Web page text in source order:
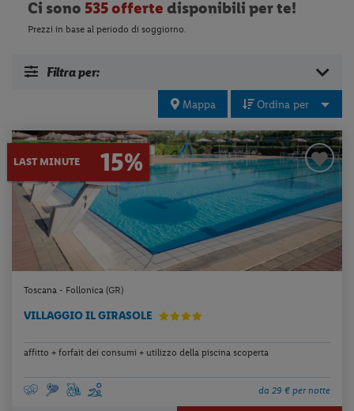
Ci sono 535 offerte disponibili per te!
Prezzi in base al periodo di soggiorno.
Filtra per:
Mappa Ordina per
LAST MINUTE 15%
Toscana - Follonica (GR)
VILLAGGIO IL GIRASOLE
affitto + forfait dei consumi + utilizzo della piscina scoperta
da 29 € per notte